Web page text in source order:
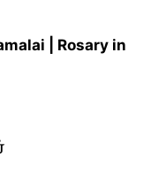
| Rosary in